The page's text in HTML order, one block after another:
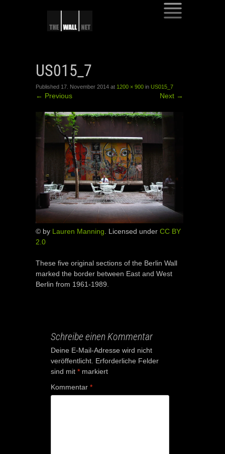
TO
CONTENT
US015_7
Published 17. November 2014 at 1200 × 900 in US015_7
← Previous Next →
© by Lauren Manning . Licensed under CC BY
2.0
These five original sections of the Berlin Wall
marked the border between East and West
Berlin from 1961-1989.
Schreibe einen Kommentar
Deine E-Mail-Adresse wird nicht
veröffentlicht. Erforderliche Felder
sind mit * markiert
Kommentar *